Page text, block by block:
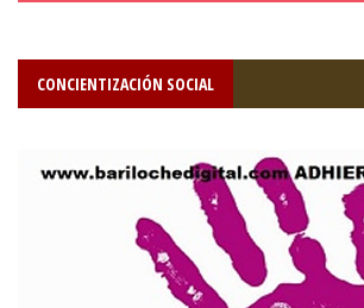
CONCIENTIZACIÓN SOCIAL